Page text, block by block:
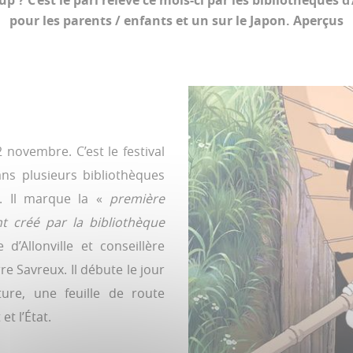
pour les parents / enfants et un sur le Japon. Aperçus
C’est le festival
plusieurs bibliothèques
Il marque la « première
créé par la bibliothèque
et conseillère
Savreux. Il débute le jour
une feuille de route
l’État.